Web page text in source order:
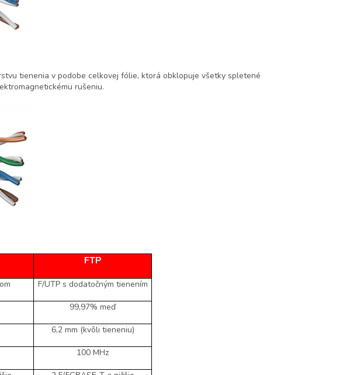
tienenia v podobe celkovej fólie, ktorá obklopuje všetky spletené
rušeniu.
FTP
F/UTP s dodatočným tienením
99,97% meď
6,2 mm (kvôli tieneniu)
100 MHz